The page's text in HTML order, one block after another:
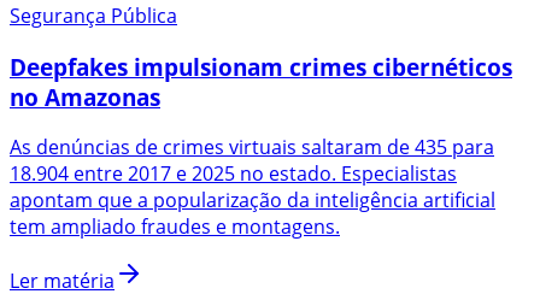
Segurança Pública
Deepfakes impulsionam crimes cibernéticos
no Amazonas
As denúncias de crimes virtuais saltaram de 435 para
18.904 entre 2017 e 2025 no estado. Especialistas
apontam que a popularização da inteligência artificial
tem ampliado fraudes e montagens.
Ler matéria